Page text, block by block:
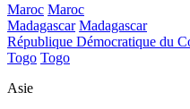
Maroc Maroc
Madagascar Madagascar
République Démocratique du
Togo Togo
Asie